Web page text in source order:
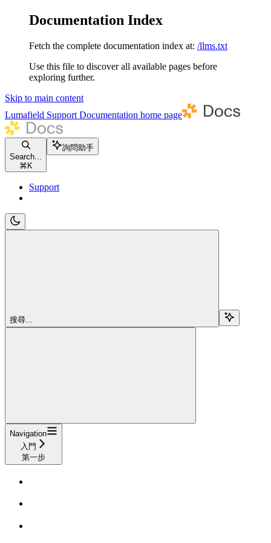
Documentation Index
Fetch the complete documentation index at: /llms.txt
Use this file to discover all available pages before
exploring further.
Skip to main content
Lumafield Support Documentation home page
Search...
⌘ K
詢問助手
Support
搜尋...
Navigation
入門
第一步